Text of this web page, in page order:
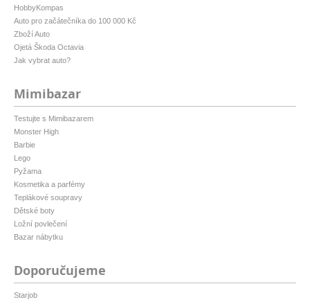
HobbyKompas
Auto pro začátečníka do 100 000 Kč
Zboží Auto
Ojetá Škoda Octavia
Jak vybrat auto?
Mimibazar
Testujte s Mimibazarem
Monster High
Barbie
Lego
Pyžama
Kosmetika a parfémy
Teplákové soupravy
Dětské boty
Ložní povlečení
Bazar nábytku
Doporučujeme
Starjob